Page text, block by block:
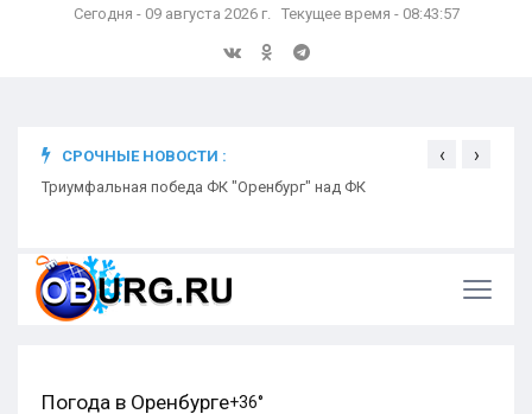
Сегодня - 09 августа 2026 г. Текущее время - 08:43:58
СРОЧНЫЕ НОВОСТИ :
Триумфальная победа ФК "Оренбург" над ФК
‹ ›
Погода в Оренбурге+36°